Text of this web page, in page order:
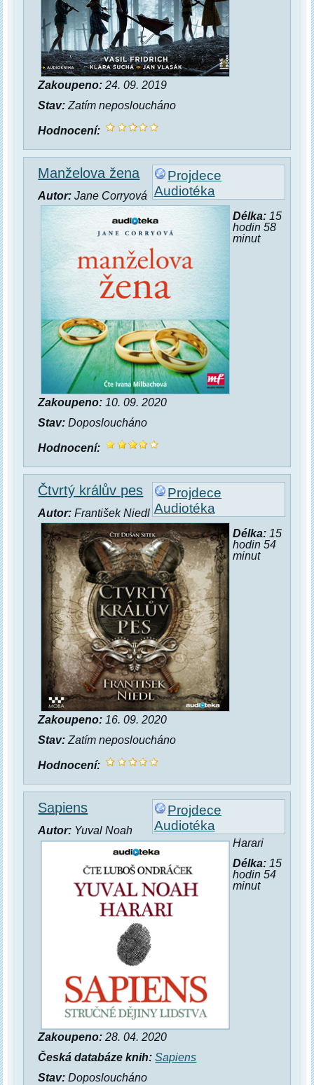
Zakoupeno: 24. 09. 2019
Stav: Zatím neposloucháno
Hodnocení:
Projdece
Audiotéka
Manželova žena
Autor: Jane Corryová
Délka:15
hodin 58
minut
Zakoupeno: 10. 09. 2020
Stav: Doposloucháno
Hodnocení:
Projdece
Audiotéka
Čtvrtý králův pes
Autor: František Niedl
Délka:15
hodin 54
minut
Zakoupeno: 16. 09. 2020
Stav: Zatím neposloucháno
Hodnocení:
Projdece
Audiotéka
Sapiens
Autor: Yuval Noah
Harari
Délka:15
hodin 54
minut
Zakoupeno: 28. 04. 2020
Česká databáze knih: Sapiens
Stav: Doposloucháno